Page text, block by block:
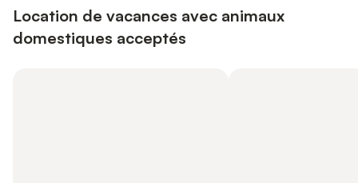
Location de vacances avec animaux
domestiques acceptés